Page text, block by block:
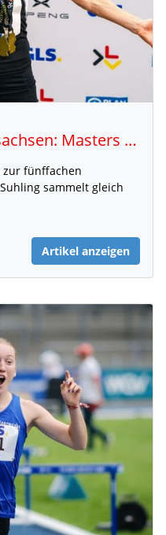
Goldregen für Niedersachsen: Masters überzeugen bei den Deutschen Meisterschaften in Mönchengladbach
zur fünffachen
sammelt gleich
Artikel anzeigen